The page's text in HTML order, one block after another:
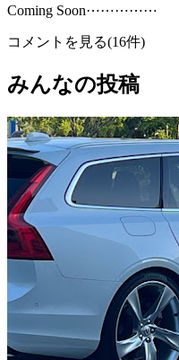
Coming Soon⋯⋯⋯⋯⋯
コメントを見る(16件)
みんなの投稿